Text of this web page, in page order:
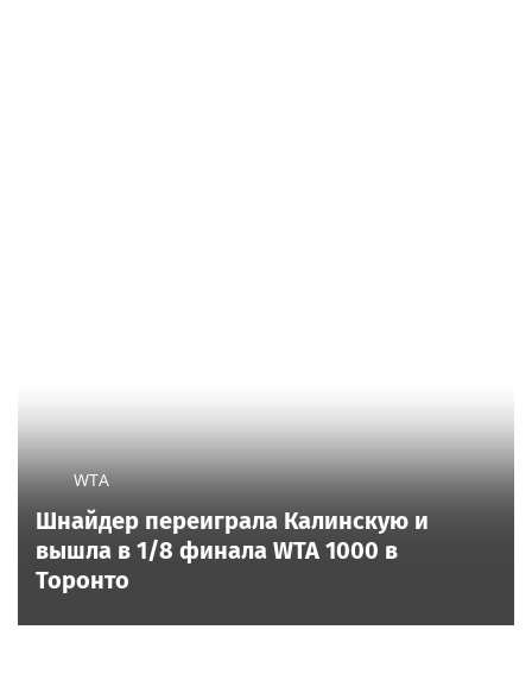
WTA
Шнайдер переиграла Калинскую и
вышла в 1/8 финала WTA 1000 в
Торонто